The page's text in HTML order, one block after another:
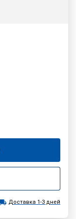
Доставка 1-3 дней